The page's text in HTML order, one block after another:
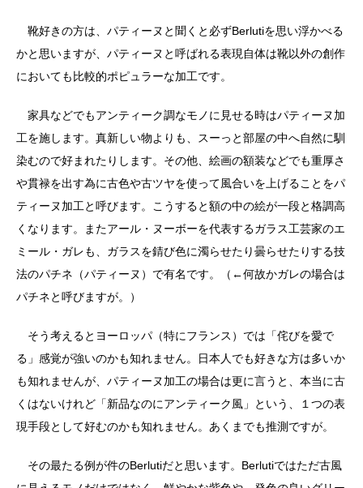
靴好きの方は、パティーヌと聞くと必ずBerlutiを思い浮かべる
かと思いますが、パティーヌと呼ばれる表現自体は靴以外の創作
においても比較的ポピュラーな加工です。
家具などでもアンティーク調なモノに見せる時はパティーヌ加
工を施します。真新しい物よりも、スーっと部屋の中へ自然に馴
染むので好まれたりします。その他、絵画の額装などでも重厚さ
や貫禄を出す為に古色や古ツヤを使って風合いを上げることをパ
ティーヌ加工と呼びます。こうすると額の中の絵が一段と格調高
くなります。またアール・ヌーボーを代表するガラス工芸家のエ
ミール・ガレも、ガラスを錆び色に濁らせたり曇らせたりする技
法のパチネ（パティーヌ）で有名です。（←何故かガレの場合は
パチネと呼びますが。）
そう考えるとヨーロッパ（特にフランス）では「侘びを愛で
る」感覚が強いのかも知れません。日本人でも好きな方は多いか
も知れませんが、パティーヌ加工の場合は更に言うと、本当に古
くはないけれど「新品なのにアンティーク風」という、１つの表
現手段として好むのかも知れません。あくまでも推測ですが。
その最たる例が件のBerlutiだと思います。Berlutiではただ古風